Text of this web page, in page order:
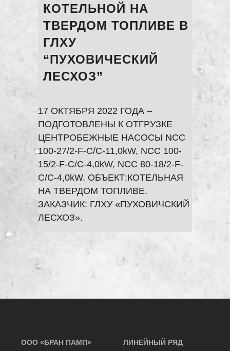
КОТЕЛЬНОЙ НА
ТВЕРДОМ ТОПЛИВЕ В
ГЛХУ
“ПУХОВИЧЕСКИЙ
ЛЕСХОЗ”
17 ОКТЯБРЯ 2022 ГОДА –
ПОДГОТОВЛЕНЫ К ОТГРУЗКЕ
ЦЕНТРОБЕЖНЫЕ НАСОСЫ NCC
100-27/2-F-C/C-11,0kW, NCC 100-
15/2-F-C/C-4,0kW, NCC 80-18/2-F-
C/C-4,0kW. ОБЪЕКТ:КОТЕЛЬНАЯ
НА ТВЕРДОМ ТОПЛИВЕ.
ЗАКАЗЧИК: ГЛХУ «ПУХОВИЧСКИЙ
ЛЕСХОЗ».
ООО «БРАН ПАМП» ЛИНЕЙНЫЙ РЯД